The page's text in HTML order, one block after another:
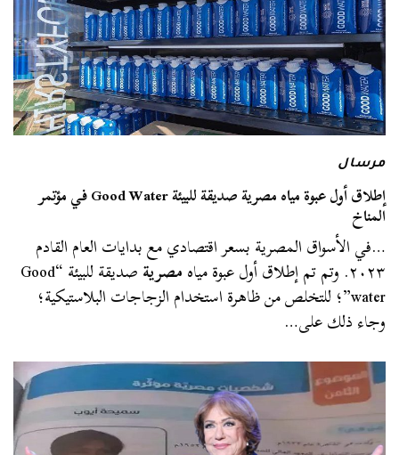
مرسال
إطلاق أول عبوة مياه مصرية صديقة للبيئة Good Water في مؤتمر
المناخ
…في الأسواق المصرية بسعر اقتصادي مع بدايات العام القادم
٢٠٢٣. وتم تم إطلاق أول عبوة مياه مصرية صديقة للبيئة “Good
water”؛ للتخلص من ظاهرة استخدام الزجاجات البلاستيكية؛
وجاء ذلك على…